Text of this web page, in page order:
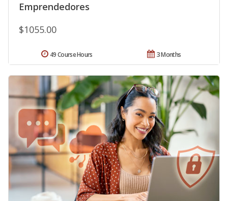
Emprendedores
$1055.00
3 Months
49 Course Hours